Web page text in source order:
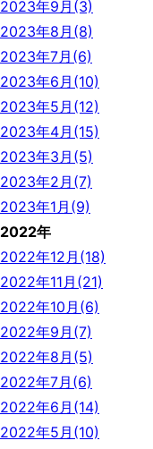
2023年9月(3)
2023年8月(8)
2023年7月(6)
2023年6月(10)
2023年5月(12)
2023年4月(15)
2023年3月(5)
2023年2月(7)
2023年1月(9)
2022年
2022年12月(18)
2022年11月(21)
2022年10月(6)
2022年9月(7)
2022年8月(5)
2022年7月(6)
2022年6月(14)
2022年5月(10)